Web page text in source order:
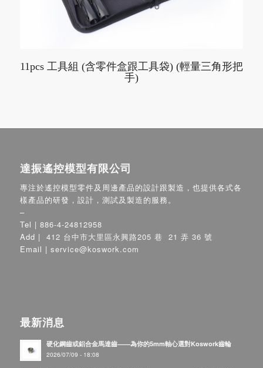
11pcs 工具組 (含零件盒跟工具袋) (輕量三角形把
手)
達振遙控模型有限公司
專注於遙控模型零件及周邊產品的設計跟製造，也提供各式各
樣產品的研發，設計，測試及製造的服務。
–
Tel | 886-4-24812958
Add |
412 台中市大里區永興路205 巷 21 弄 36 號
Email | service@koswork.com
最新消息
硬化鋼齒或鋁合金馬達齒——為你的5mm軸心選對Koswork齒輪
2026/07/09 - 18:08